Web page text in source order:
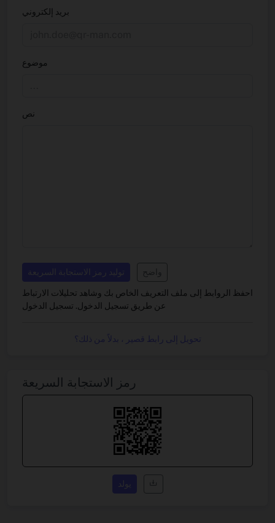
بريد إلكتروني
موضوع
نص
توليد رمز الاستجابة السريعة واضح
احفظ الروابط إلى ملف التعريف الخاص بك وشاهد تحليلات الارتباط
عن طريق تسجيل الدخول. تسجيل الدخول
تحويل إلى رابط قصير ، بدلاً من ذلك؟
رمز الاستجابة السريعة
يولد